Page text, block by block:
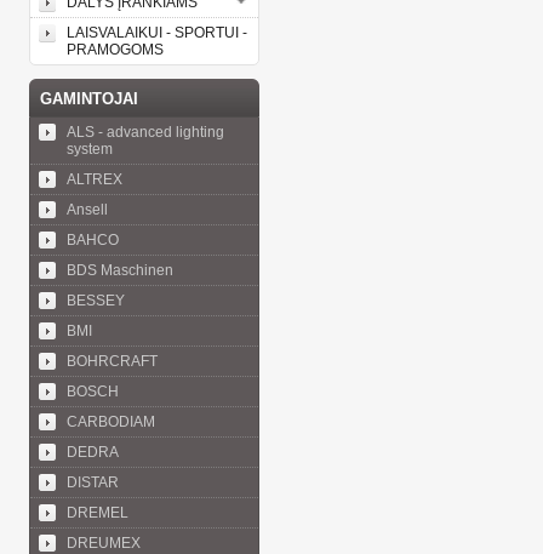
LAISVALAIKUI - SPORTUI -
PRAMOGOMS
GAMINTOJAI
ALS - advanced lighting
system
ALTREX
Ansell
BAHCO
BDS Maschinen
BESSEY
BMI
BOHRCRAFT
BOSCH
CARBODIAM
DEDRA
DISTAR
DREMEL
DREUMEX